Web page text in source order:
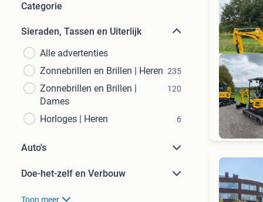
Categorie
Sieraden, Tassen en Uiterlijk
Alle advertenties
Zonnebrillen en Brillen | Heren 235
Zonnebrillen en Brillen |
Dames
120
Horloges | Heren 6
Auto's
Doe-het-zelf en Verbouw
Toon meer